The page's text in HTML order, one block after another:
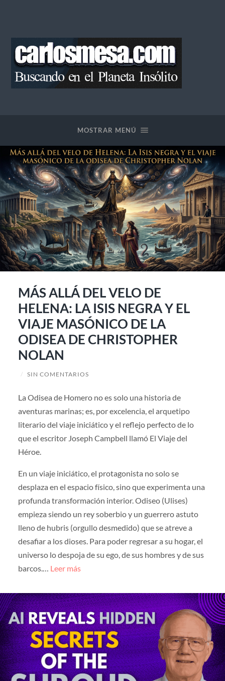
MOSTRAR MENÚ
MÁS ALLÁ DEL VELO DE
HELENA: LA ISIS NEGRA Y EL
VIAJE MASÓNICO DE LA
ODISEA DE CHRISTOPHER
NOLAN
/ SIN COMENTARIOS
La Odisea de Homero no es solo una historia de
aventuras marinas; es, por excelencia, el arquetipo
literario del viaje iniciático y el reflejo perfecto de lo
que el escritor Joseph Campbell llamó El Viaje del
Héroe.
En un viaje iniciático, el protagonista no solo se
desplaza en el espacio físico, sino que experimenta una
profunda transformación interior. Odiseo (Ulises)
empieza siendo un rey soberbio y un guerrero astuto
lleno de hubris (orgullo desmedido) que se atreve a
desafiar a los dioses. Para poder regresar a su hogar, el
universo lo despoja de su ego, de sus hombres y de sus
barcos.… Leer más